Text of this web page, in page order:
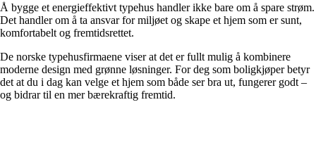
Å bygge et energieffektivt typehus handler ikke bare om å spare strøm.
Det handler om å ta ansvar for miljøet og skape et hjem som er sunt,
komfortabelt og fremtidsrettet.
De norske typehusfirmaene viser at det er fullt mulig å kombinere
moderne design med grønne løsninger. For deg som boligkjøper betyr
det at du i dag kan velge et hjem som både ser bra ut, fungerer godt –
og bidrar til en mer bærekraftig fremtid.